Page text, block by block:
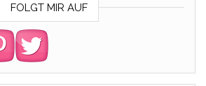
FOLGT MIR AUF